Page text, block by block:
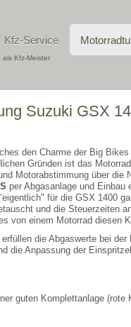
Kfz-Service
als Kfz-Meister
Suzuki GSX
den Charme der Big
Gründen ist das
Motorabstimmung über die
per Abgasanlage und
für die GSX 1400
und die Steuerzeiten
von einem Motorrad diesen
die Abgaswerte bei der
die Anpassung der
guten Komplettanlage